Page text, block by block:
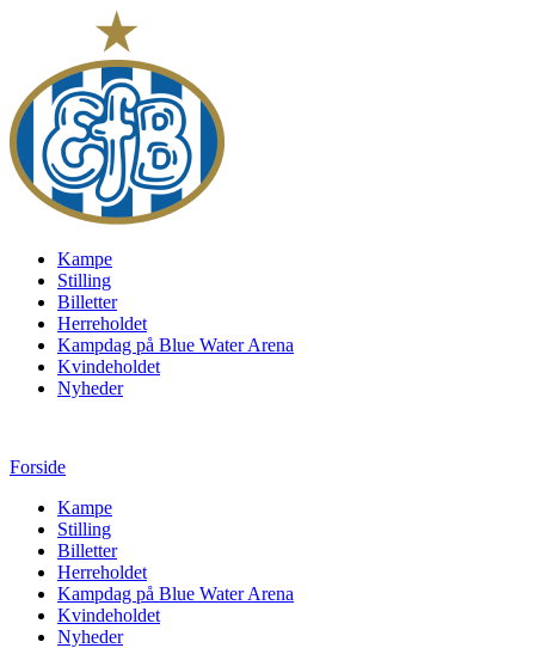
Kampe
Stilling
Billetter
Herreholdet
Kampdag på Blue Water Arena
Kvindeholdet
Nyheder
Forside
Kampe
Stilling
Billetter
Herreholdet
Kampdag på Blue Water Arena
Kvindeholdet
Nyheder